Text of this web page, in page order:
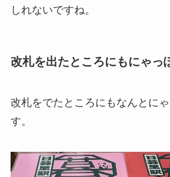
しれないですね。
改札を出たところにもにゃっ
改札をでたところにもなんとに
す。